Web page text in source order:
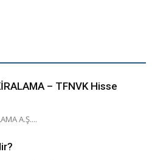
– TFNVK Hisse
A.Ş....